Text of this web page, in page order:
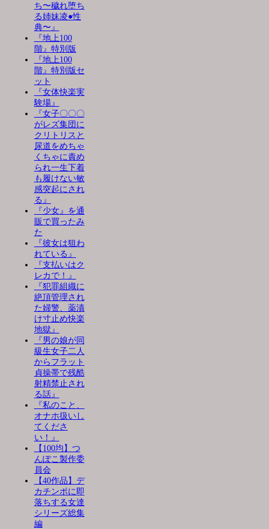
ち〜穢れ堕ち
る姉妹凌●性
典〜』
『地上100
階』特別版
『地上100
階』特別版セ
ット
『女体快楽実
験場』
『女子〇〇〇
がレズ集団に
クリトリスと
尿道をめちゃ
くちゃに責め
られ一生下着
も履けない敏
感突起にされ
る』
『少女』を通
販で買ったみ
た
『彼女は狙わ
れている』
『支払いはク
レカで！』
『犯罪組織に
絶頂管理され
た婦警、薬漬
け寸止め快楽
地獄』
『男の娘が同
級生女子二人
からフラット
貞操帯で残酷
射精禁止され
る話』
『私のこと、
オナホ扱いし
てくださ
い！』
【100均】つ
んぽこ製作委
員会
【40作品】デ
カチンポに即
落ちする女達
シリーズ総集
編